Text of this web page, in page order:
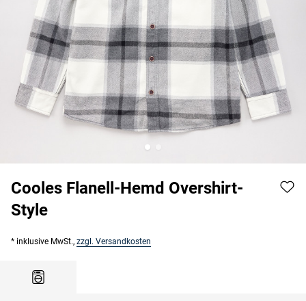
Cooles Flanell-Hemd Overshirt-
Style
* inklusive MwSt., zzgl. Versandkosten